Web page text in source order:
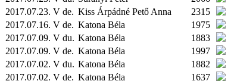
2017.07.23. V de. Kiss Árpádné Pető Anna
2315
2017.07.16. V de. Katona Béla
1975
2017.07.09. V du. Katona Béla
1883
2017.07.09. V de. Katona Béla
1997
2017.07.02. V du. Katona Béla
1882
2017.07.02. V de. Katona Béla
1637